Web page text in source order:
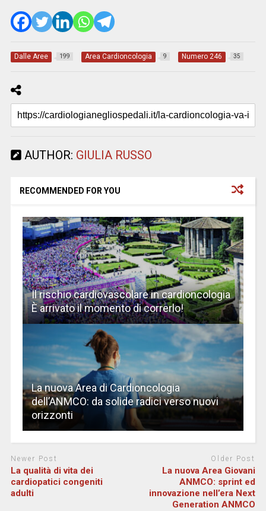
Dalle Aree 199 Area Cardioncologia 9 Numero 246 35
AUTHOR: GIULIA RUSSO
RECOMMENDED FOR YOU
Il rischio cardiovascolare in cardioncologia
È arrivato il momento di correrlo!
La nuova Area di Cardioncologia
dell’ANMCO: da solide radici verso nuovi
orizzonti
Newer Post
La qualità di vita dei
cardiopatici congeniti
adulti
Older Post
La nuova Area Giovani
ANMCO: sprint ed
innovazione nell’era Next
Generation ANMCO